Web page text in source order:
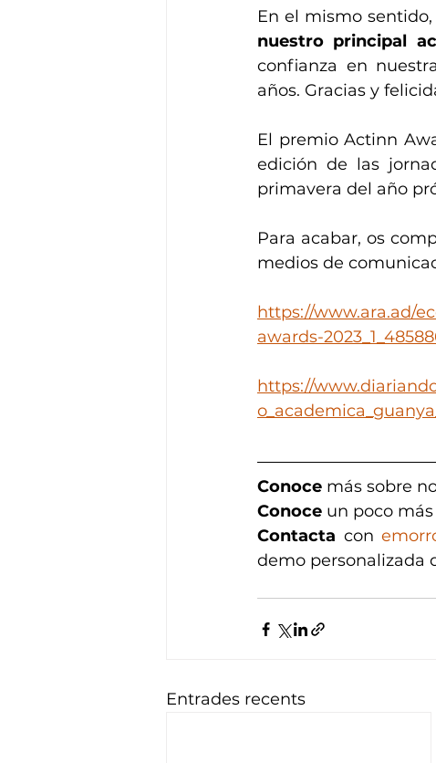
En el mismo
nuestro principal
confianza en
años. Gracias y
El premio Actinn
edición de las
primavera del año
Para acabar, os
medios de
https://www.ara.ad/
awards-
https://
Conoce más sobre
Conoce un poco
Contacta con
demo personalizada
Entrades recents